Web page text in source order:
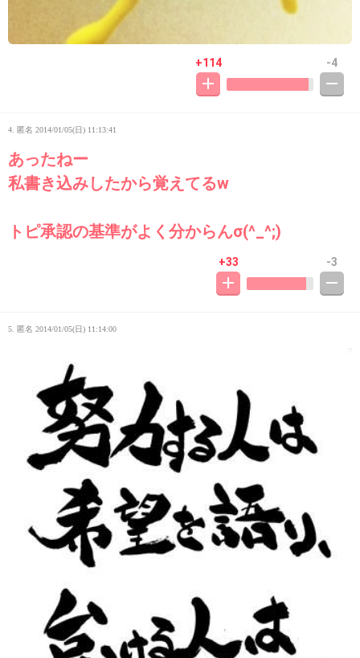
+114 -4
4. 匿名 2014/01/05(日) 11:13:41
あったねー
私書き込みしたから覚えてるw
トピ承認の基準がよく分からんσ(^_^;)
+33 -3
5. 匿名 2014/01/05(日) 11:14:00